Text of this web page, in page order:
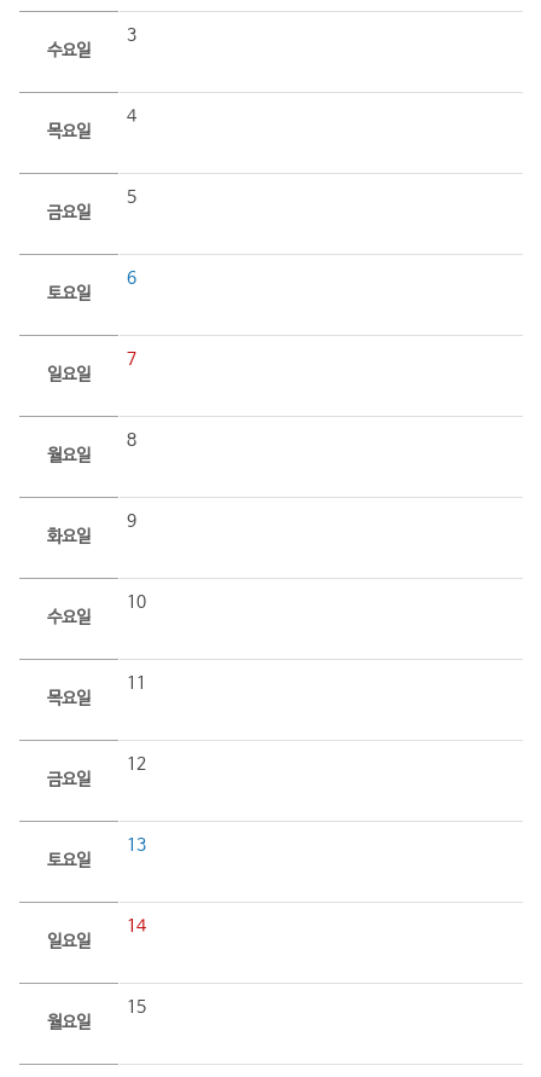
수요일
3
목요일
4
금요일
5
토요일
6
일요일
7
월요일
8
화요일
9
수요일
10
목요일
11
금요일
12
토요일
13
일요일
14
월요일
15